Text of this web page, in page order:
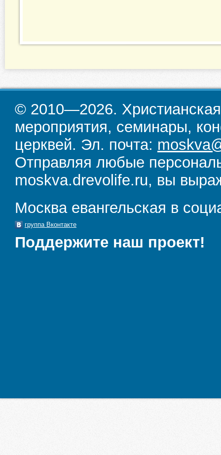
© 2010—2026.
мероприятия, семинары,
церквей. Эл. почта:
Отправляя любые
moskva.drevolife.ru, вы
Москва евангельская в
группа Вконтакте
Поддержите наш проект!